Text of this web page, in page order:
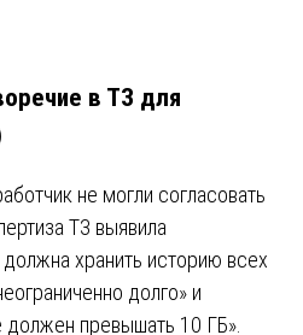
в ТЗ для
не могли согласовать
ТЗ выявила
хранить историю всех
долго» и
превышать 10 ГБ».